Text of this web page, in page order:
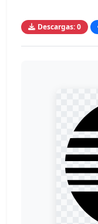
Descargas: 0